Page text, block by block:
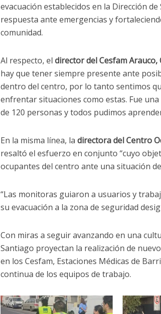
evacuación establecidos en la Dirección
respuesta ante emergencias y
comunidad.
Al respecto, eldirector del Cesfam Arauco,
hay que tener siempre presente ante
dentro del centro, por lo tanto sentimos
enfrentar situaciones como estas. Fue
de 120 personas y todos pudimos
En la misma línea, ladirectora del Centro
resaltó el esfuerzo en conjunto “cuyo
ocupantes del centro ante una situación
“Las monitoras guiaron a usuarios y
su evacuación a la zona de seguridad
Con miras a seguir avanzando en una
Santiago proyectan la realización de
en los Cesfam, Estaciones Médicas de
continua de los equipos de trabajo.